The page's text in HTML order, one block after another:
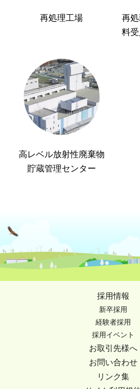
再処理工場
再
料受
高レベル放射性廃棄物
貯蔵管理センター
採用情報
新卒採用
経験者採用
採用イベント
お取引先様へ
お問い合わせ
リンク集